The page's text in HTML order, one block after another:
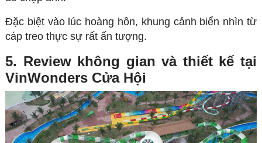
Đặc biệt vào lúc hoàng hôn, khung cảnh biển nhìn từ
cáp treo thực sự rất ấn tượng.
5. Review không gian và thiết kế tại
VinWonders Cửa Hội